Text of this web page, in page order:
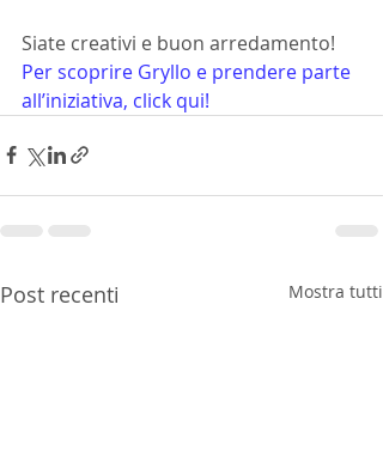
Siate creativi e buon arredamento!
Per scoprire Gryllo e prendere parte
all’iniziativa, click qui!
Post recenti Mostra tutti